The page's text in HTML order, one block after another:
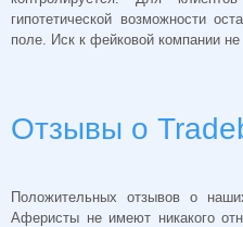
гипотетической возможности
поле. Иск к фейковой компании
Отзывы о
Положительных отзывов о
Аферисты не имеют никакого